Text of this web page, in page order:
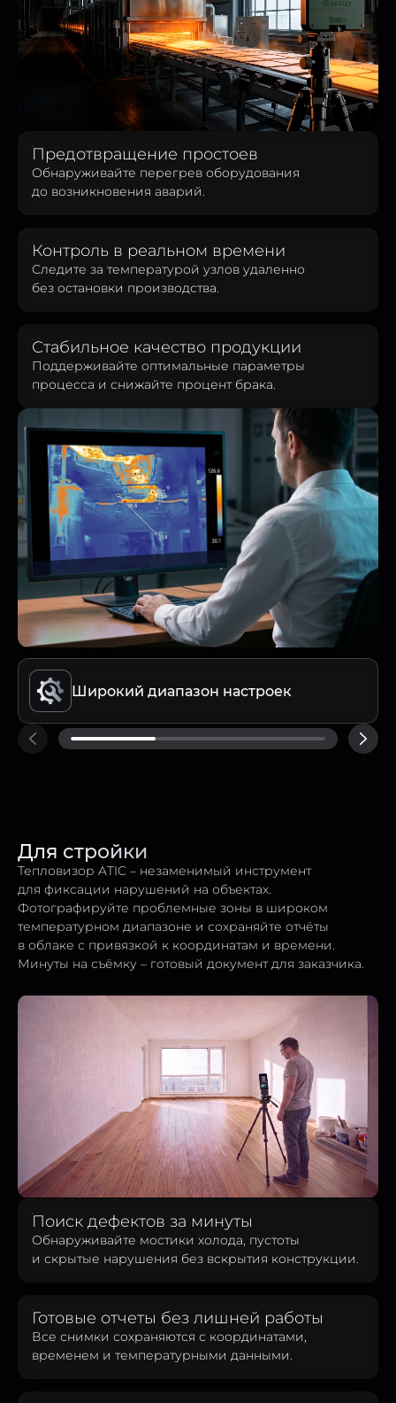
Предотвращение простоев
Обнаруживайте перегрев оборудования
до возникновения аварий.
Контроль в реальном времени
Следите за температурой узлов удаленно
без остановки производства.
Стабильное качество продукции
Поддерживайте оптимальные параметры
процесса и снижайте процент брака.
Широкий диапазон настроек
Для стройки
Тепловизор ATIC – незаменимый инструмент
для фиксации нарушений на объектах.
Фотографируйте проблемные зоны в широком
температурном диапазоне и сохраняйте отчёты
в облаке с привязкой к координатам и времени.
Минуты на съёмку – готовый документ для заказчика.
Поиск дефектов за минуты
Обнаруживайте мостики холода, пустоты
и скрытые нарушения без вскрытия конструкции.
Готовые отчеты без лишней работы
Все снимки сохраняются с координатами,
временем и температурными данными.